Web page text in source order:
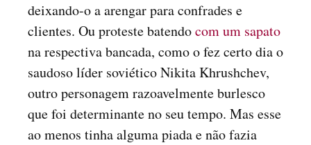
deixando-o a arengar para confrades e
clientes. Ou proteste batendocom um sapato
na respectiva bancada, como o fez certo dia o
saudoso líder soviético Nikita Khrushchev,
outro personagem razoavelmente burlesco
que foi determinante no seu tempo. Mas esse
ao menos tinha alguma piada e não fazia